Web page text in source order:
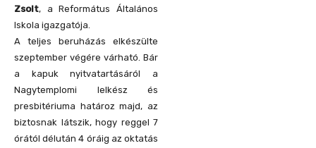
Zsolt, a Református Általános
Iskola igazgatója.
A teljes beruházás elkészülte
szeptember végére várható. Bár
a kapuk nyitvatartásáról a
Nagytemplomi lelkész és
presbitériuma határoz majd, az
biztosnak látszik, hogy reggel 7
órától délután 4 óráig az oktatás